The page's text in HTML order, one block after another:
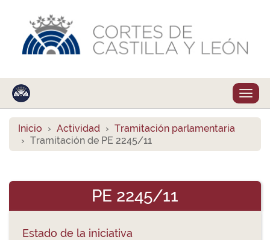
Inicio Actividad
Tramitación parlamentaria
Tramitación de PE 2245/11
PE 2245/11
Estado de la iniciativa